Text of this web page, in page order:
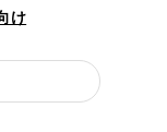
け